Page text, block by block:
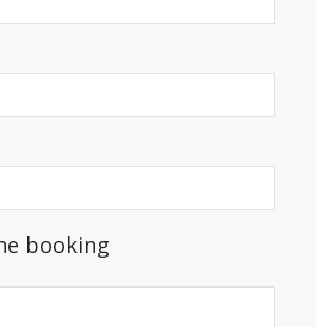
booking